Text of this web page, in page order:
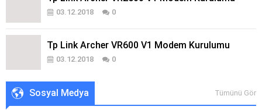
03.12.2018 0
Tp Link Archer VR600 V1 Modem Kurulumu
03.12.2018 0
Sosyal Medya Tümünü Gör